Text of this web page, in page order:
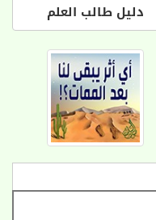
دليل طالب العلم